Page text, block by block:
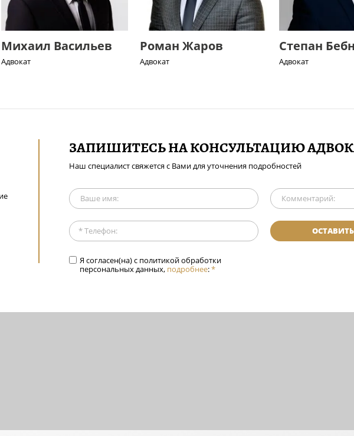
Михаил Васильев
Адвокат
Роман Жаров
Адвокат
Степан
Адвокат
ЗАПИШИТЕСЬ НА КОНСУЛЬТАЦИЮ
Наш специалист свяжется с Вами для уточнения подробностей
Я согласен(на) с политикой обработки
персональных данных, подробнее:*